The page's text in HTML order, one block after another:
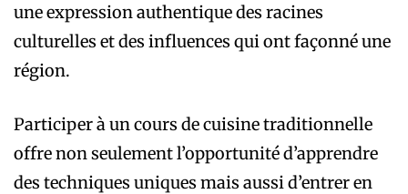
une expression authentique des racines
culturelles et des influences qui ont façonné une
région.
Participer à un cours de cuisine traditionnelle
offre non seulement l’opportunité d’apprendre
des techniques uniques mais aussi d’entrer en